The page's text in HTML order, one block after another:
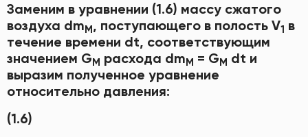
Заменим в уравнении (1.6) массу сжатого
воздуха dmM, поступающего в полость V1 в
течение времени dt, соответствующим
значением GM расхода dmM = GM dt и
выразим полученное уравнение
относительно давления:
(1.6)